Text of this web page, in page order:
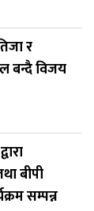
र
बन्दै विजय
बीपी
सम्पन्न